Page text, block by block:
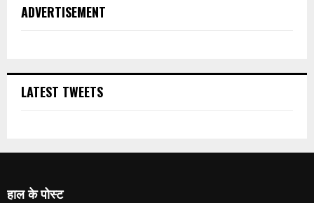
ADVERTISEMENT
LATEST TWEETS
हाल के पोस्ट